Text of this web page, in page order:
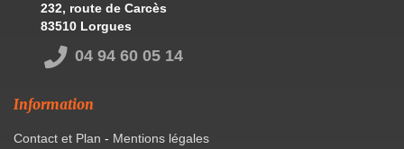
232, route de Carcès
83510 Lorgues
04 94 60 05 14
Information
Contact et Plan - Mentions légales